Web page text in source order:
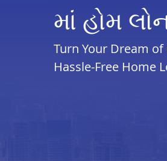
માં હોમ
Turn Your Dream
Hassle-Free Home